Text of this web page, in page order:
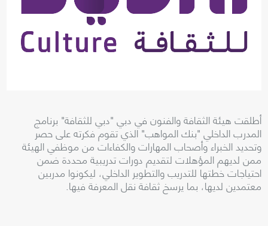
أطلقت هيئة الثقافة والفنون في دبي "دبي للثقافة" برنامج
المدرب الداخلي "بنك المواهب" الذي تقوم فكرته على حصر
وتحديد الخبراء وأصحاب المهارات والكفاءات من موظفي الهيئة
ممن لديهم المؤهلات لتقديم دورات تدريبية محددة ضمن
احتياجات خطتها للتدريب والتطوير الداخلي، ليكونوا مدربين
معتمدين لديها، بما يرسخ ثقافة نقل المعرفة فيها.